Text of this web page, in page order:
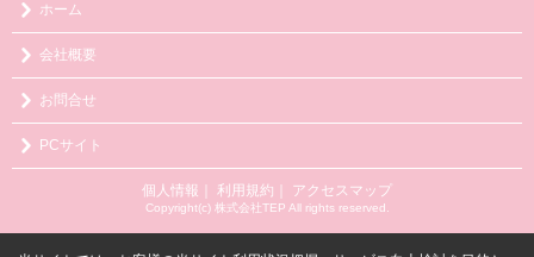
ホーム
会社概要
お問合せ
PCサイト
個人情報 利用規約 アクセスマップ
Copyright(c) 株式会社TEP All rights reserved.